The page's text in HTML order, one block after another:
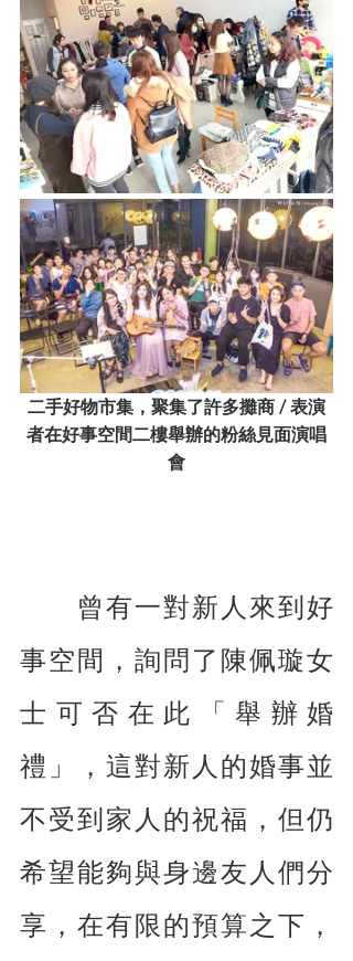
二手好物市集，聚集了許多攤商 / 表演
者在好事空間二樓舉辦的粉絲見面演唱
會
曾有一對新人來到好
事空間，詢問了陳佩璇女
士可否在此「舉辦婚
禮」，這對新人的婚事並
不受到家人的祝福，但仍
希望能夠與身邊友人們分
享，在有限的預算之下，